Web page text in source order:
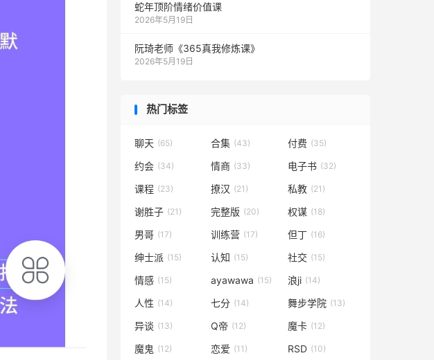
蛇年顶阶情绪价值课
2026年5月19日
阮琦老师《365真我修炼课》
2026年5月19日
热门标签
聊天 (65) 合集 (43) 付费 (35)
约会 (34) 情商 (33) 电子书 (32)
课程 (23) 撩汉 (21) 私教 (21)
谢胜子 (21) 完整版 (20) 权谋 (18)
男哥 (17) 训练营 (17) 但丁 (16)
绅士派 (15) 认知 (15) 社交 (15)
情感 (15) ayawawa (15) 浪ji (14)
人性 (14) 七分 (14) 舞步学院 (13)
异谈 (13) Q帝 (12) 魔卡 (12)
魔鬼 (12) 恋爱 (11) RSD (10)